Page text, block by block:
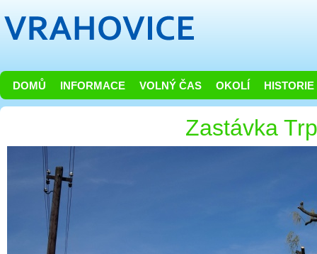
DOMŮ INFORMACE VOLNÝ ČAS OKOLÍ HISTORIE
Zastávka